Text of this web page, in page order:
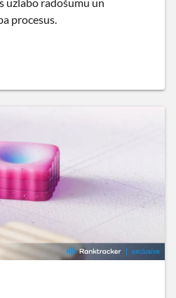
uzlabo radošumu un
procesus.